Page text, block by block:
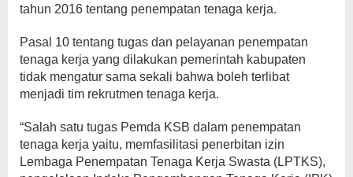
tahun 2016 tentang penempatan tenaga kerja.
Pasal 10 tentang tugas dan pelayanan penempatan
tenaga kerja yang dilakukan pemerintah kabupaten
tidak mengatur sama sekali bahwa boleh terlibat
menjadi tim rekrutmen tenaga kerja.
“Salah satu tugas Pemda KSB dalam penempatan
tenaga kerja yaitu, memfasilitasi penerbitan izin
Lembaga Penempatan Tenaga Kerja Swasta (LPTKS),